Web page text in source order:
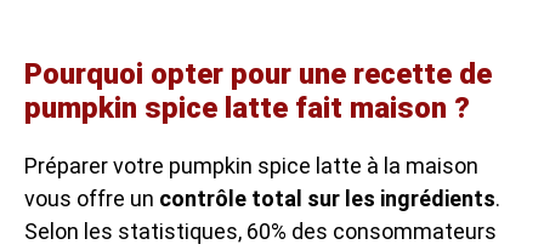
Pourquoi opter pour une recette de
pumpkin spice latte fait maison ?
Préparer votre pumpkin spice latte à la maison
vous offre un contrôle total sur les ingrédients.
Selon les statistiques, 60% des consommateurs